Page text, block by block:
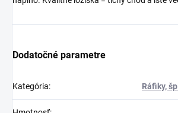
Dodatočné parametre
Kategória: Ráfiky,